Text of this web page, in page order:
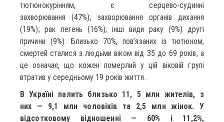
тютюнокурінням, є серцево-судинні
захворювання (47%); захворювання органів дихання
(19%); рак легень (16%); інші види раку (9%) другі
причини (9%). Близько 70%, пов’язаних із тютюном,
смертей сталися з людьми віком від 35 до 69 років, а
це означає, що кожен померлий у цій віковій групі
втратив у середньому 19 років життя.
В Україні палить близько 11, 5 млн жителів, з
них — 9,1 млн чоловіків та 2,5 млн жінок. У
відсотковому відношенні — 60% і 11,2%,